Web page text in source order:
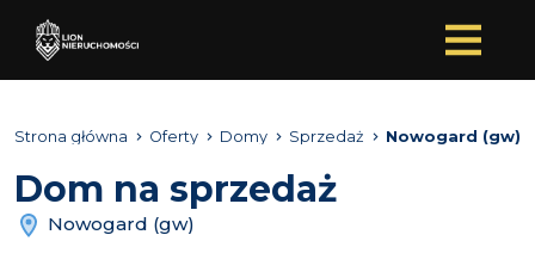
Strona główna Oferty Domy Sprzedaż Nowogard (gw)
Dom na sprzedaż
Nowogard (gw)